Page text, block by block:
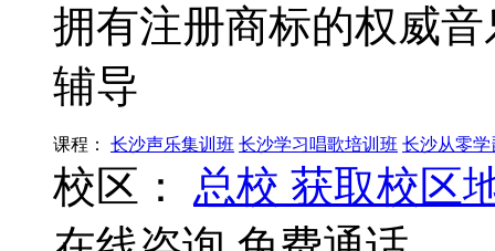
拥有注册商标的权威
辅导
课程： 长沙声乐集训班 长沙学习唱歌培训班 长沙从零学
校区： 总校 获取校区